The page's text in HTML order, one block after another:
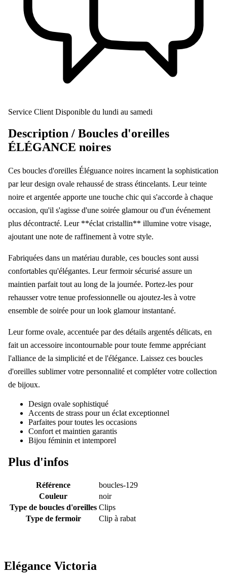
Service Client Disponible du lundi au samedi
Description / Boucles d'oreilles
ÉLÉGANCE noires
Ces boucles d'oreilles Éléguance noires incarnent la sophistication
par leur design ovale rehaussé de strass étincelants. Leur teinte
noire et argentée apporte une touche chic qui s'accorde à chaque
occasion, qu'il s'agisse d'une soirée glamour ou d'un événement
plus décontracté. Leur **éclat cristallin** illumine votre visage,
ajoutant une note de raffinement à votre style.
Fabriquées dans un matériau durable, ces boucles sont aussi
confortables qu'élégantes. Leur fermoir sécurisé assure un
maintien parfait tout au long de la journée. Portez-les pour
rehausser votre tenue professionnelle ou ajoutez-les à votre
ensemble de soirée pour un look glamour instantané.
Leur forme ovale, accentuée par des détails argentés délicats, en
fait un accessoire incontournable pour toute femme appréciant
l'alliance de la simplicité et de l'élégance. Laissez ces boucles
d'oreilles sublimer votre personnalité et compléter votre collection
de bijoux.
Design ovale sophistiqué
Accents de strass pour un éclat exceptionnel
Parfaites pour toutes les occasions
Confort et maintien garantis
Bijou féminin et intemporel
Plus d'infos
Référence
boucles-129
Couleur
noir
Type de boucles d'oreilles Clips
Type de fermoir
Clip à rabat
Elégance Victoria